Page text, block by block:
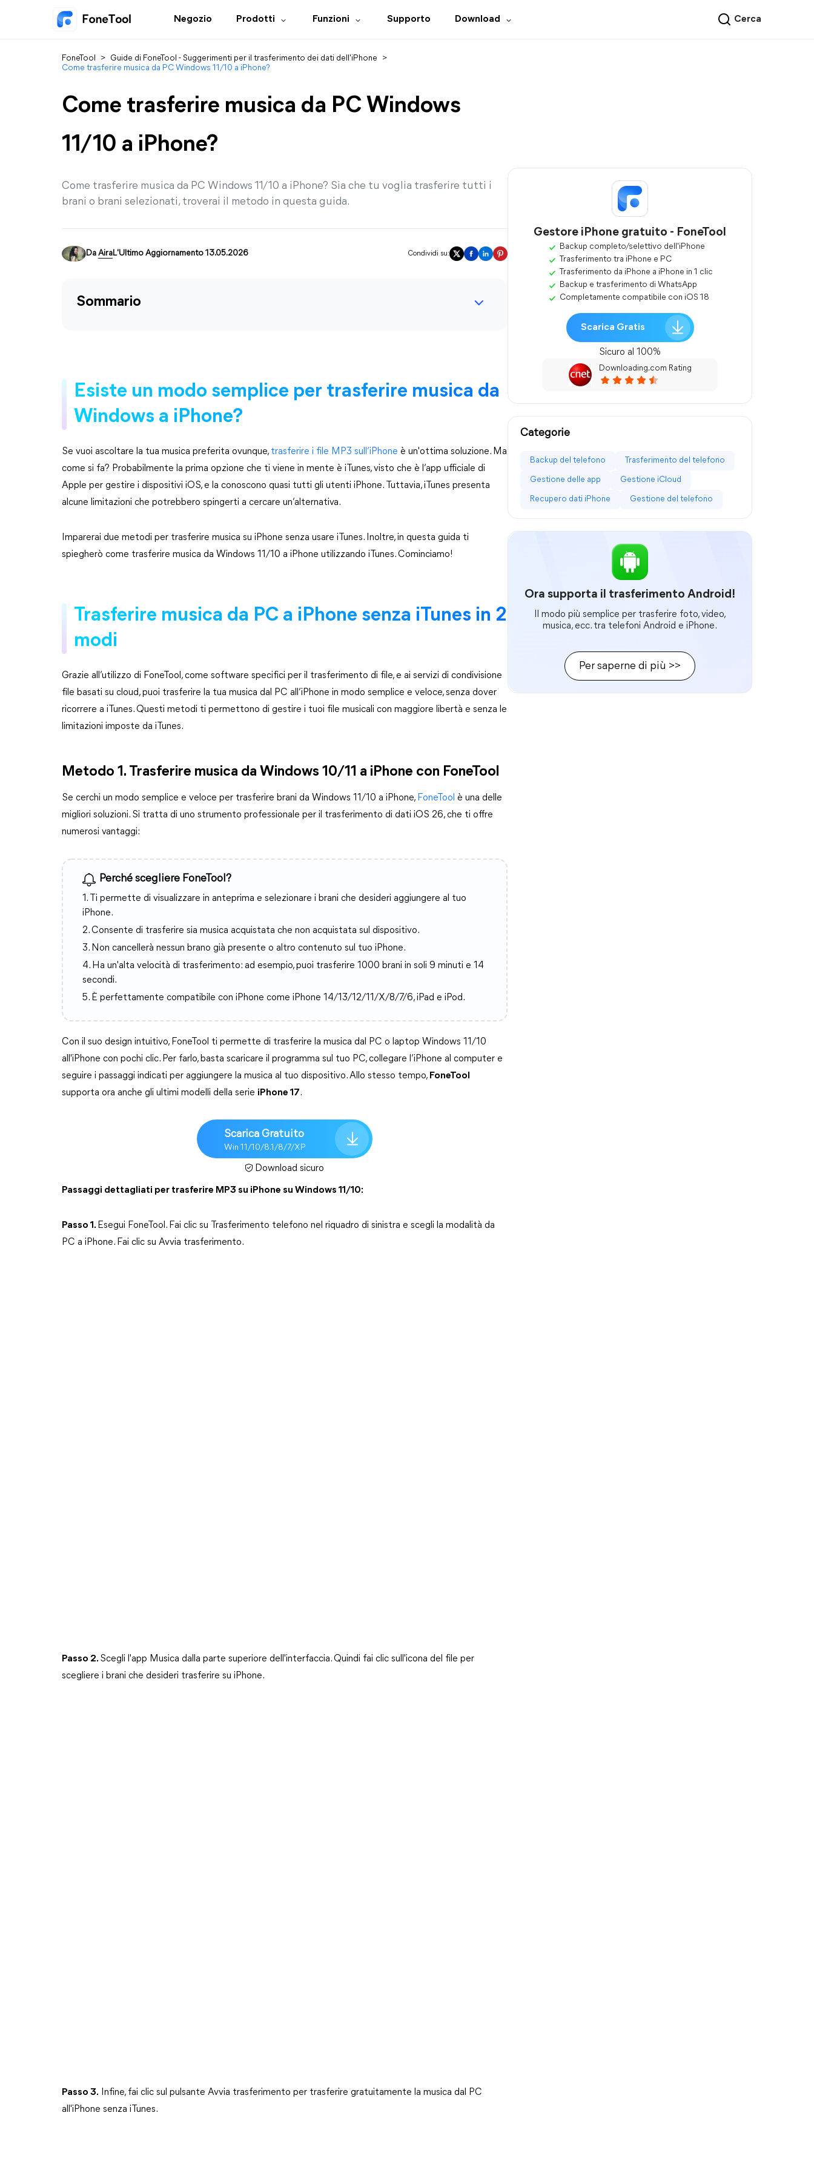
Negozio Prodotti Funzioni Supporto Download Cerca
FoneTool > Guide di FoneTool - Suggerimenti per il trasferimento dei dati dell'iPhone
>
Come trasferire musica da PC Windows 11/10 a iPhone?
Come trasferire musica da PC Windows
11/10 a iPhone?
Come trasferire musica da PC Windows 11/10 a iPhone? Sia che tu voglia trasferire tutti i
brani o brani selezionati, troverai il metodo in questa guida.
Da AiraL'Ultimo Aggiornamento 13.05.2026 Condividi su:
Sommario
Esiste un modo semplice per trasferire musica da
Windows a iPhone?
Se vuoi ascoltare la tua musica preferita ovunque, trasferire i file MP3 sull’iPhone è un'ottima soluzione. Ma
come si fa? Probabilmente la prima opzione che ti viene in mente è iTunes, visto che è l’app ufficiale di
Apple per gestire i dispositivi iOS, e la conoscono quasi tutti gli utenti iPhone. Tuttavia, iTunes presenta
alcune limitazioni che potrebbero spingerti a cercare un’alternativa.
Imparerai due metodi per trasferire musica su iPhone senza usare iTunes. Inoltre, in questa guida ti
spiegherò come trasferire musica da Windows 11/10 a iPhone utilizzando iTunes. Cominciamo!
Trasferire musica da PC a iPhone senza iTunes in 2
modi
Grazie all’utilizzo di FoneTool, come software specifici per il trasferimento di file, e ai servizi di condivisione
file basati su cloud, puoi trasferire la tua musica dal PC all’iPhone in modo semplice e veloce, senza dover
ricorrere a iTunes. Questi metodi ti permettono di gestire i tuoi file musicali con maggiore libertà e senza le
limitazioni imposte da iTunes.
Metodo 1. Trasferire musica da Windows 10/11 a iPhone con FoneTool
Se cerchi un modo semplice e veloce per trasferire brani da Windows 11/10 a iPhone, FoneTool è una delle
migliori soluzioni. Si tratta di uno strumento professionale per il trasferimento di dati iOS 26, che ti offre
numerosi vantaggi:
Perché scegliere FoneTool?
1. Ti permette di visualizzare in anteprima e selezionare i brani che desideri aggiungere al tuo
iPhone.
2. Consente di trasferire sia musica acquistata che non acquistata sul dispositivo.
3. Non cancellerà nessun brano già presente o altro contenuto sul tuo iPhone.
4. Ha un'alta velocità di trasferimento: ad esempio, puoi trasferire 1000 brani in soli 9 minuti e 14
secondi.
5. È perfettamente compatibile con iPhone come iPhone 14/13/12/11/X/8/7/6, iPad e iPod.
Con il suo design intuitivo, FoneTool ti permette di trasferire la musica dal PC o laptop Windows 11/10
all'iPhone con pochi clic. Per farlo, basta scaricare il programma sul tuo PC, collegare l’iPhone al computer e
seguire i passaggi indicati per aggiungere la musica al tuo dispositivo. Allo stesso tempo, FoneTool
supporta ora anche gli ultimi modelli della serie iPhone 17.
Scarica Gratuito
Win 11/10/8.1/8/7/XP
Download sicuro
Passaggi dettagliati per trasferire MP3 su iPhone su Windows 11/10:
Passo 1. Esegui FoneTool. Fai clic su Trasferimento telefono nel riquadro di sinistra e scegli la modalità da
PC a iPhone. Fai clic su Avvia trasferimento.
Passo 2. Scegli l'app Musica dalla parte superiore dell'interfaccia. Quindi fai clic sull'icona del file per
scegliere i brani che desideri trasferire su iPhone.
Passo 3. Infine, fai clic sul pulsante Avvia trasferimento per trasferire gratuitamente la musica dal PC
all'iPhone senza iTunes.
Gestore iPhone gratuito - FoneTool
Backup completo/selettivo dell'iPhone
Trasferimento tra iPhone e PC
Trasferimento da iPhone a iPhone in 1 clic
Backup e trasferimento di WhatsApp
Completamente compatibile con iOS 18
Scarica Gratis
Sicuro al 100%
Downloading.com Rating
Categorie
Backup del telefono Trasferimento del telefono
Gestione delle app Gestione iCloud
Recupero dati iPhone Gestione del telefono
Ora supporta il trasferimento Android!
Il modo più semplice per trasferire foto, video,
musica, ecc. tra telefoni Android e iPhone.
Per saperne di più >>